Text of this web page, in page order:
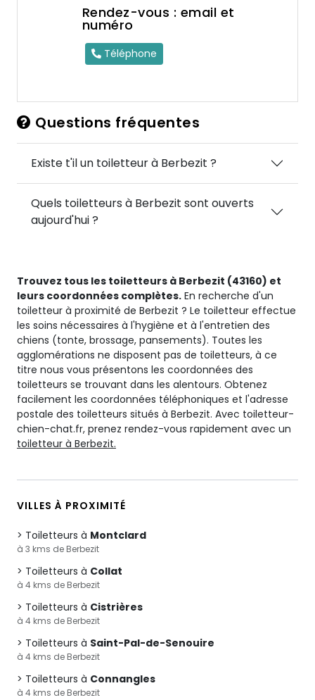
Rendez-vous : email et
numéro
Téléphone
Questions fréquentes
Existe t'il un toiletteur à Berbezit ?
Quels toiletteurs à Berbezit sont ouverts
aujourd'hui ?
Trouvez tous les toiletteurs à Berbezit (43160) et
leurs coordonnées complètes. En recherche d'un
toiletteur à proximité de Berbezit ? Le toiletteur effectue
les soins nécessaires à l'hygiène et à l'entretien des
chiens (tonte, brossage, pansements). Toutes les
agglomérations ne disposent pas de toiletteurs, à ce
titre nous vous présentons les coordonnées des
toiletteurs se trouvant dans les alentours. Obtenez
facilement les coordonnées téléphoniques et l'adresse
postale des toiletteurs situés à Berbezit. Avec toiletteur-
chien-chat.fr, prenez rendez-vous rapidement avec un
toiletteur à Berbezit.
VILLES À PROXIMITÉ
Toiletteurs à Montclard
à 3 kms de Berbezit
Toiletteurs à Collat
à 4 kms de Berbezit
Toiletteurs à Cistrières
à 4 kms de Berbezit
Toiletteurs à Saint-Pal-de-Senouire
à 4 kms de Berbezit
Toiletteurs à Connangles
à 4 kms de Berbezit